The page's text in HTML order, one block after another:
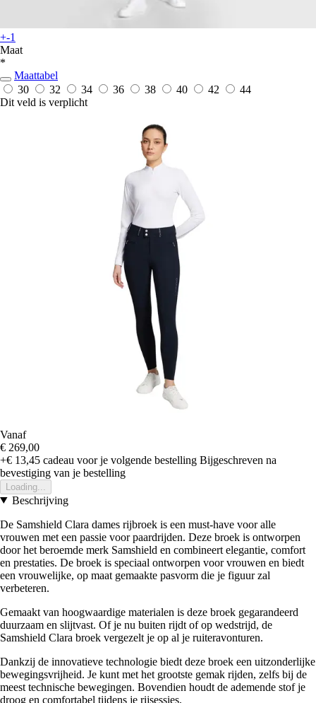
+-1
Maat
*
Maattabel
30
32 34 36 38 40 42
44
Dit veld is verplicht
Vanaf
€ 269,00
+€ 13,45 cadeau voor je volgende bestelling Bijgeschreven na
bevestiging van je bestelling
Loading...
Beschrijving
De Samshield Clara dames rijbroek is een must-have voor alle
vrouwen met een passie voor paardrijden. Deze broek is ontworpen
door het beroemde merk Samshield en combineert elegantie, comfort
en prestaties. De broek is speciaal ontworpen voor vrouwen en biedt
een vrouwelijke, op maat gemaakte pasvorm die je figuur zal
verbeteren.
Gemaakt van hoogwaardige materialen is deze broek gegarandeerd
duurzaam en slijtvast. Of je nu buiten rijdt of op wedstrijd, de
Samshield Clara broek vergezelt je op al je ruiteravonturen.
Dankzij de innovatieve technologie biedt deze broek een uitzonderlijke
bewegingsvrijheid. Je kunt met het grootste gemak rijden, zelfs bij de
meest technische bewegingen. Bovendien houdt de ademende stof je
droog en comfortabel tijdens je rijsessies.